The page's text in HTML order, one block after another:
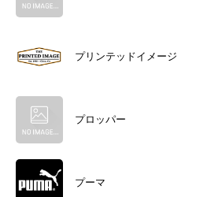
プリンテッドイメージ
プロッパー
プーマ